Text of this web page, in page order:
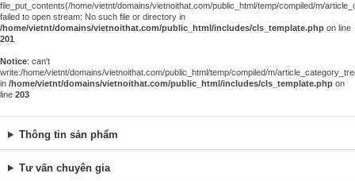
file_put_contents(/home/vietnt/domains/vietnoithat.com/public_html/temp/compiled/m/
failed to open stream: No such file or directory in
/home/vietnt/domains/vietnoithat.com/public_html/includes/cls_template.php on line
201
Notice: can't
write:/home/vietnt/domains/vietnoithat.com/public_html/temp/compiled/m/
in /home/vietnt/domains/vietnoithat.com/public_html/includes/cls_template.php on
line 203
Thông tin sản phẩm
Tư vấn chuyên gia